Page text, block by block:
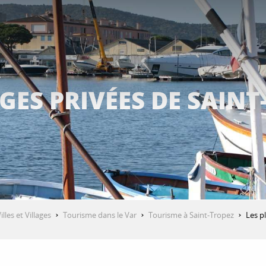
PRIVÉES DE
et Villages Tourisme dans le Var Tourisme à Saint-Tropez Les